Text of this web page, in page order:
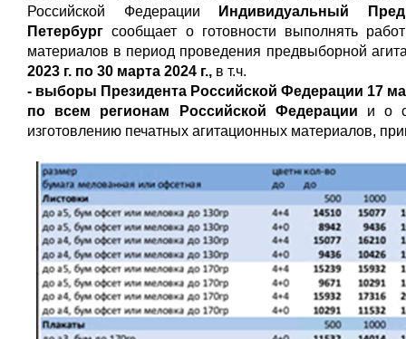
Российской Федерации
Индивидуальный
Петербург сообщает о готовности выполнять
материалов в период проведения предвыборной
2023 г. по 30 марта 2024 г., в т.ч.
- выборы Президента Российской Федерации 17
по всем регионам Российской Федерации и о
изготовлению печатных агитационных материалов,